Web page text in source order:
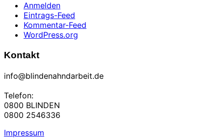
Anmelden
Eintrags-Feed
Kommentar-Feed
WordPress.org
Kontakt
info@blindenahndarbeit.de
Telefon:
0800 BLINDEN
0800 2546336
Impressum